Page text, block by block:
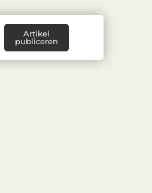
Artikel
publiceren